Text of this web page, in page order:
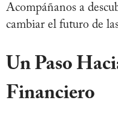
Acompáñanos a
cambiar el futuro de
Un Paso
Financiero